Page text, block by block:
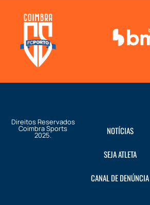
Direitos Reservados
Coimbra Sports
2025. NOTÍCIAS
SEJA ATLETA
CANAL DE DENÚNCIA